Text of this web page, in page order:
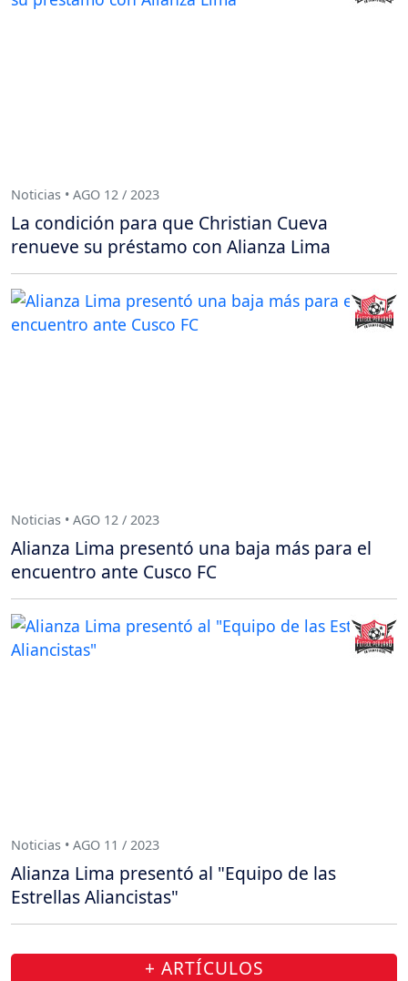
Noticias • AGO 12 / 2023
La condición para que Christian Cueva
renueve su préstamo con Alianza Lima
Noticias • AGO 12 / 2023
Alianza Lima presentó una baja más para el
encuentro ante Cusco FC
Noticias • AGO 11 / 2023
Alianza Lima presentó al "Equipo de las
Estrellas Aliancistas"
+ ARTÍCULOS